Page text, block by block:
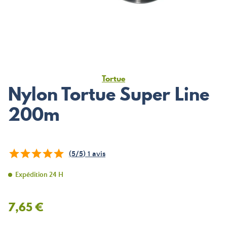
Tortue
Nylon Tortue Super Line
200m
(5/5) 1 avis
Expédition 24 H
7,65 €